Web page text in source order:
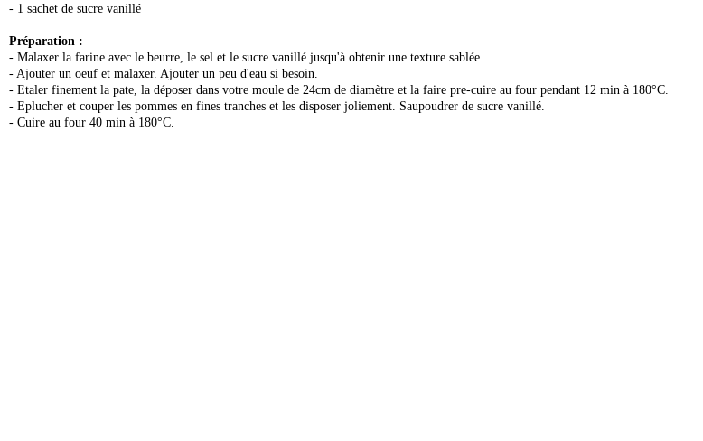
- 1 sachet de sucre vanillé
Préparation :
- Malaxer la farine avec le beurre, le sel et le sucre vanillé jusqu'à obtenir une texture sablée.
- Ajouter un oeuf et malaxer. Ajouter un peu d'eau si besoin.
- Etaler finement la pate, la déposer dans votre moule de 24cm de diamètre et la faire pre-cuire au four pendant 12 min à 180°C.
- Eplucher et couper les pommes en fines tranches et les disposer joliement. Saupoudrer de sucre vanillé.
- Cuire au four 40 min à 180°C.